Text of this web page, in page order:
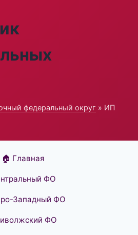
федеральный округ » ИП
🏠 Главная
ФО
Западный ФО
ФО